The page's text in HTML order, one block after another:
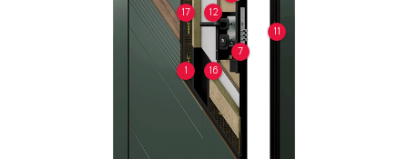
1
7
11
12
16
17